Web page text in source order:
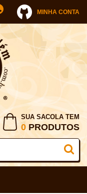
MINHA CONTA
SUA SACOLA TEM
0 PRODUTOS